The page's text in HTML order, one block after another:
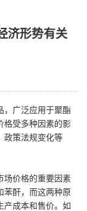
济形势有关
，广泛应用于聚酯
格受多种因素的影
政策法规变化等
场价格的重要因素
苯酐，而这两种原
产成本和售价。如